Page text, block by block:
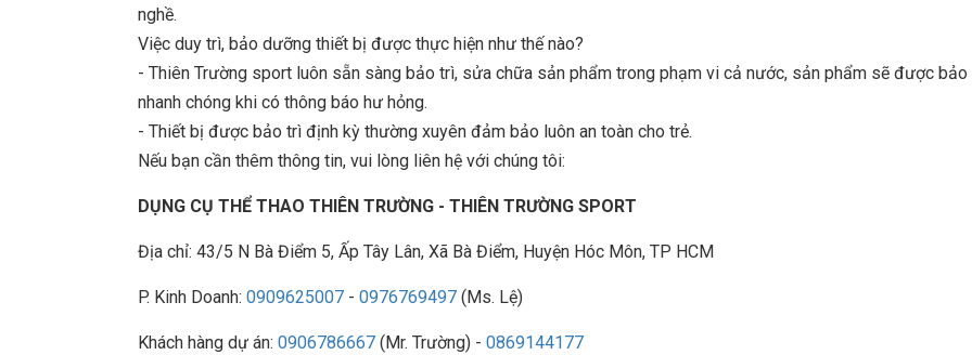
nghề.
Việc duy trì, bảo dưỡng thiết bị được thực hiện như thế nào?
- Thiên Trường sport luôn sẵn sàng bảo trì, sửa chữa sản phẩm trong phạm vi cả nước, sản phẩm sẽ được bảo
nhanh chóng khi có thông báo hư hỏng.
- Thiết bị được bảo trì định kỳ thường xuyên đảm bảo luôn an toàn cho trẻ.
Nếu bạn cần thêm thông tin, vui lòng liên hệ với chúng tôi:
DỤNG CỤ THỂ THAO THIÊN TRƯỜNG - THIÊN TRƯỜNG SPORT
Địa chỉ: 43/5 N Bà Điểm 5, Ấp Tây Lân, Xã Bà Điểm, Huyện Hóc Môn, TP HCM
P. Kinh Doanh: 0909625007 - 0976769497 (Ms. Lệ)
Khách hàng dự án: 0906786667 (Mr. Trường) - 0869144177